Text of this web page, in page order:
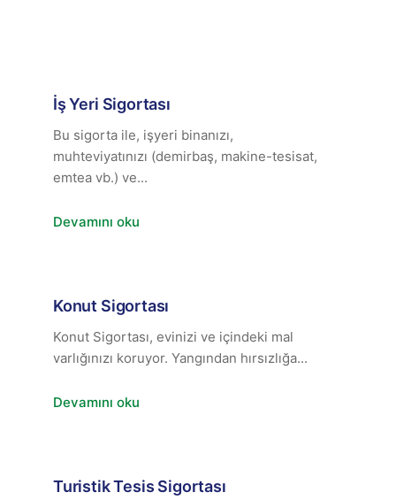
İş Yeri Sigortası
Bu sigorta ile, işyeri binanızı,
muhteviyatınızı (demirbaş, makine-tesisat,
emtea vb.) ve...
Devamını oku
Konut Sigortası
Konut Sigortası, evinizi ve içindeki mal
varlığınızı koruyor. Yangından hırsızlığa...
Devamını oku
Turistik Tesis Sigortası